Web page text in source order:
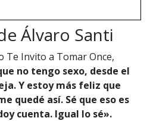
Álvaro Santi
Te Invito a Tomar Once,
no tengo sexo, desde el
Y estoy más feliz que
quedé así. Sé que eso es
cuenta. Igual lo sé».